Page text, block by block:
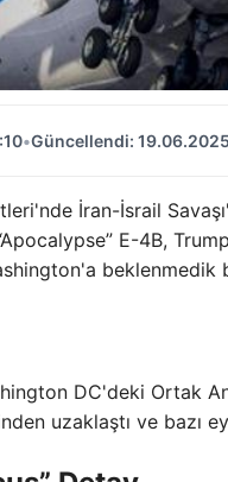
•Güncellendi:
İran-İsrail
E-4B,
beklenmedik
DC'deki Ortak
uzaklaştı ve bazı